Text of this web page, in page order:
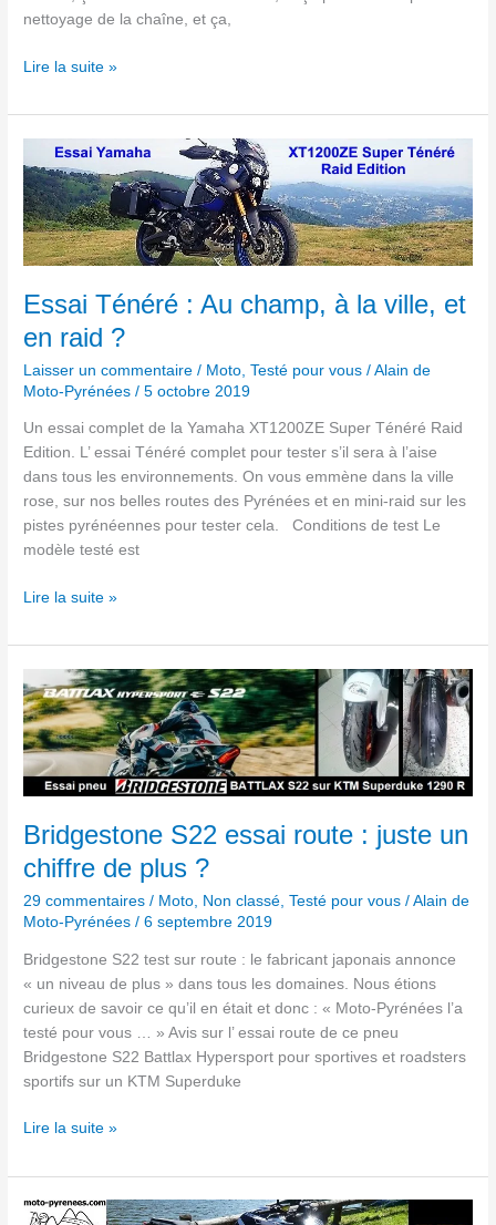
nettoyage de la chaîne, et ça,
Lire la suite »
Essai Ténéré : Au champ, à la ville, et
en raid ?
Laisser un commentaire / Moto ,Testé pour vous /Alain de
Moto-Pyrénées/5 octobre 2019
Un essai complet de la Yamaha XT1200ZE Super Ténéré Raid
Edition. L’ essai Ténéré complet pour tester s’il sera à l’aise
dans tous les environnements. On vous emmène dans la ville
rose, sur nos belles routes des Pyrénées et en mini-raid sur les
pistes pyrénéennes pour tester cela. Conditions de test Le
modèle testé est
Essai
Ténéré :
Au
champ,
à
la
ville,
et
en
raid
?
Lire la suite »
Bridgestone S22 essai route : juste un
chiffre de plus ?
29 commentaires / Moto, Non classé,Testé pour vous /Alain de
Moto-Pyrénées/6 septembre 2019
Bridgestone S22 test sur route : le fabricant japonais annonce
« un niveau de plus » dans tous les domaines. Nous étions
curieux de savoir ce qu’il en était et donc : « Moto-Pyrénées l’a
testé pour vous … » Avis sur l’ essai route de ce pneu
Bridgestone S22 Battlax Hypersport pour sportives et roadsters
sportifs sur un KTM Superduke
Bridgestone
S22 essai
route
:
juste
un
chiffre
plus ?
Lire la suite »
Tuto